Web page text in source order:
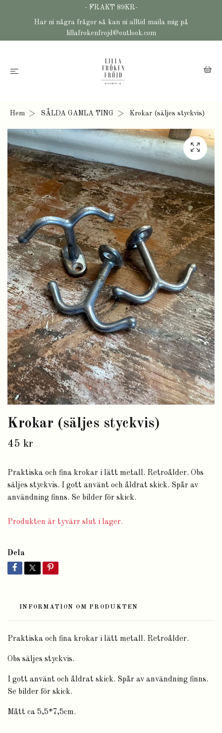
- FRAKT 89KR-
Har ni några frågor så kan ni alltid maila mig på
lillafrokenfrojd@outlook.com
Hem SÅLDA GAMLA TING Krokar (säljes styckvis)
Krokar (säljes styckvis)
45 kr
Praktiska och fina krokar i lätt metall. Retroålder. Obs
säljes styckvis. I gott använt och åldrat skick. Spår av
användning finns. Se bilder för skick.
Produkten är tyvärr slut i lager.
Dela
INFORMATION OM PRODUKTEN
Praktiska och fina krokar i lätt metall. Retroålder.
Obs säljes styckvis.
I gott använt och åldrat skick. Spår av användning finns.
Se bilder för skick.
Mått ca 5,5*7,5cm.